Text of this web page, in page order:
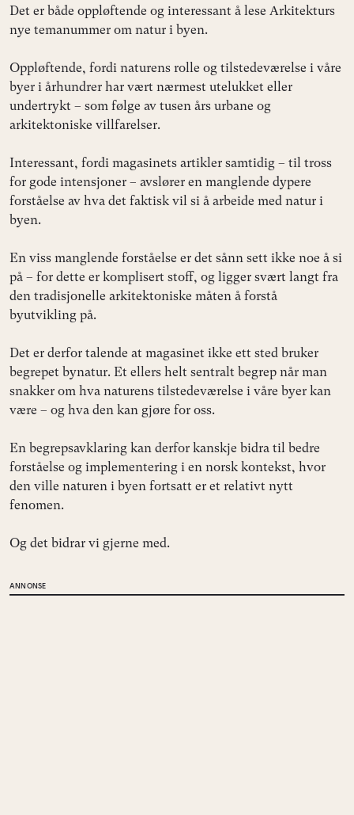
Det er både oppløftende og interessant å lese Arkitekturs
nye temanummer om natur i byen.
Oppløftende, fordi naturens rolle og tilstedeværelse i våre
byer i århundrer har vært nærmest utelukket eller
undertrykt – som følge av tusen års urbane og
arkitektoniske villfarelser.
Interessant, fordi magasinets artikler samtidig – til tross
for gode intensjoner – avslører en manglende dypere
forståelse av hva det faktisk vil si å arbeide med natur i
byen.
En viss manglende forståelse er det sånn sett ikke noe å si
på – for dette er komplisert stoff, og ligger svært langt fra
den tradisjonelle arkitektoniske måten å forstå
byutvikling på.
Det er derfor talende at magasinet ikke ett sted bruker
begrepet bynatur. Et ellers helt sentralt begrep når man
snakker om hva naturens tilstedeværelse i våre byer kan
være – og hva den kan gjøre for oss.
En begrepsavklaring kan derfor kanskje bidra til bedre
forståelse og implementering i en norsk kontekst, hvor
den ville naturen i byen fortsatt er et relativt nytt
fenomen.
Og det bidrar vi gjerne med.
ANNONSE